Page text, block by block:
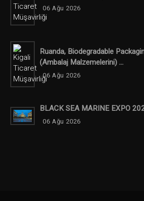
06 Ağu 2026
Ruanda, Biodegradable
(ambalaj Malzemelerini) ...
06 Ağu 2026
BLACK SEA MARINE EXPO
06 Ağu 2026